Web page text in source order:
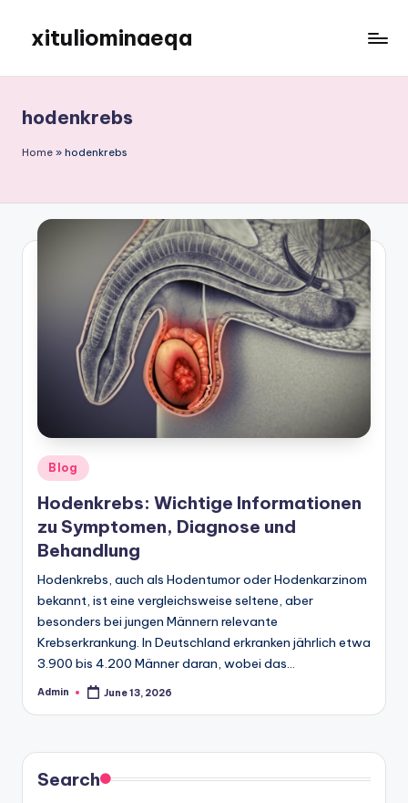
content
xituliominaeqa
hodenkrebs
Home » hodenkrebs
Posted
in
Blog
Hodenkrebs: Wichtige Informationen
zu Symptomen, Diagnose und
Behandlung
Hodenkrebs, auch als Hodentumor oder Hodenkarzinom
bekannt, ist eine vergleichsweise seltene, aber
besonders bei jungen Männern relevante
Krebserkrankung. In Deutschland erkranken jährlich etwa
3.900 bis 4.200 Männer daran, wobei das…
Posted
Admin June 13, 2026
Search